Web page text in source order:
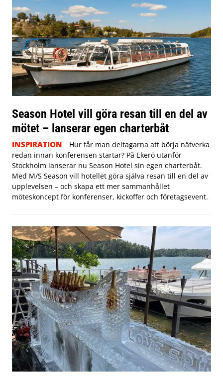
Season Hotel vill göra resan till en del av
mötet – lanserar egen charterbåt
INSPIRATION
Hur får man deltagarna att börja nätverka
redan innan konferensen startar? På Ekerö utanför
Stockholm lanserar nu Season Hotel sin egen charterbåt.
Med M/S Season vill hotellet göra själva resan till en del av
upplevelsen – och skapa ett mer sammanhållet
möteskoncept för konferenser, kickoffer och företagsevent.